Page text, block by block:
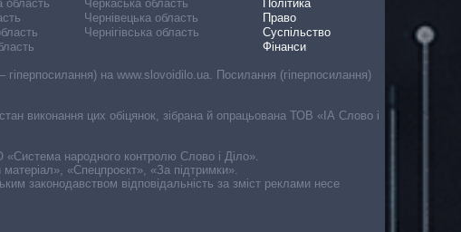
область
Черкаська область
Чернівецька область
Чернігівська область
Політика
Право
Суспільство
Фінанси
на www.slovoidilo.ua. Посилання (гіперпосилання)
виконання цих обіцянок, зібрана й опрацьована ТОВ «ІА Слово і
«Система народного контролю Слово і Діло».
«Спецпроєкт», «За підтримки».
законодавством відповідальність за зміст реклами несе